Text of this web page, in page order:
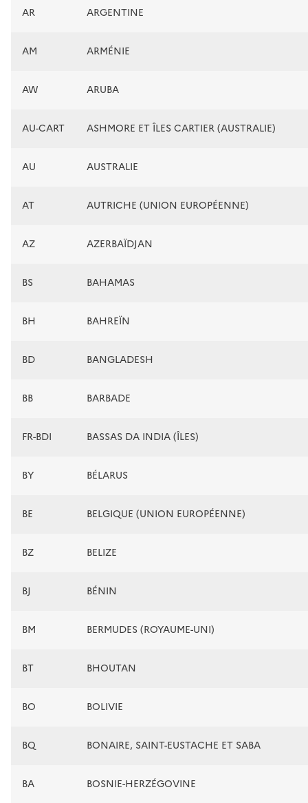
AR ARGENTINE
AM ARMÉNIE
AW ARUBA
AU-CART ASHMORE ET ÎLES CARTIER (AUSTRALIE)
AU AUSTRALIE
AT AUTRICHE (UNION EUROPÉENNE)
AZ AZERBAÏDJAN
BS BAHAMAS
BH BAHREÏN
BD BANGLADESH
BB BARBADE
FR-BDI BASSAS DA INDIA (ÎLES)
BY BÉLARUS
BE BELGIQUE (UNION EUROPÉENNE)
BZ BELIZE
BJ BÉNIN
BM BERMUDES (ROYAUME-UNI)
BT BHOUTAN
BO BOLIVIE
BQ BONAIRE, SAINT-EUSTACHE ET SABA
BA BOSNIE-HERZÉGOVINE